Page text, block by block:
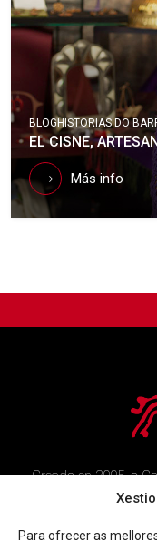
Para ofrecer as
BLOGHISTORIAS DO
EL CISNE,
Más info
Creado en 2005, o
atender aos veciños